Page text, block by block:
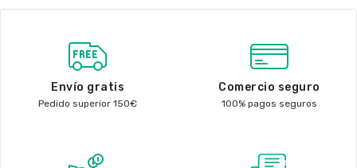
Envío gratis
Pedido superior 150€
Comercio seguro
100% pagos seguros